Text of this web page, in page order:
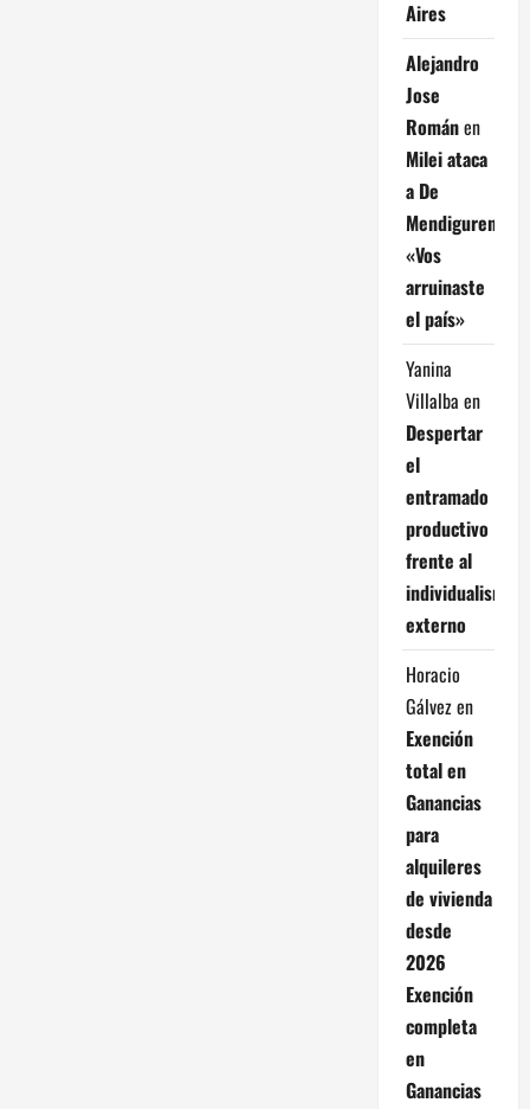
Aires
Alejandro
Jose
Románen
Milei ataca
a De
Mendiguren:
«Vos
arruinaste
el país»
Yanina
Villalba en
Despertar
el
entramado
productivo
frente al
individualismo
externo
Horacio
Gálvezen
Exención
total en
Ganancias
para
alquileres
de vivienda
desde
2026
Exención
completa
en
Ganancias